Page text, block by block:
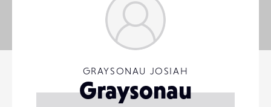
GRAYSONAU JOSIAH
Graysonau